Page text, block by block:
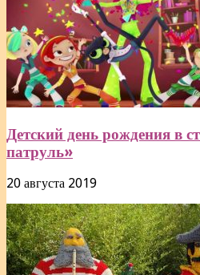
Детский день рождения в
патруль»
20 августа 2019